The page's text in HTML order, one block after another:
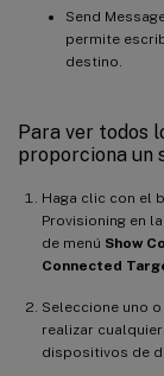
Send
permite
destino.
Para ver todos
proporciona un
Haga clic con el
Provisioning en
de menú Show
Connected
Seleccione uno
realizar
dispositivos de